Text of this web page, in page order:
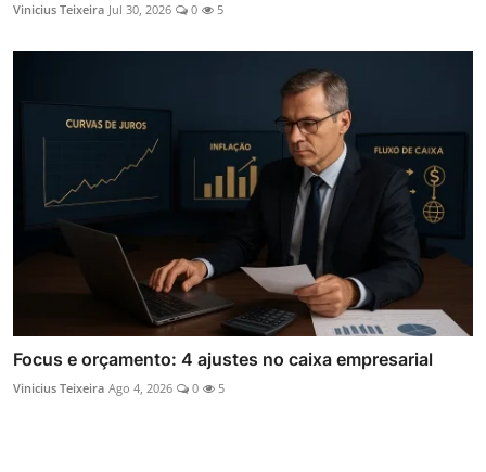
Vinicius Teixeira Jul 30, 2026 0 5
Focus e orçamento: 4 ajustes no caixa empresarial
Vinicius Teixeira Ago 4, 2026 0 5